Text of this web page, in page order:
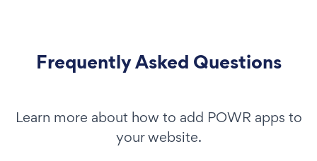
Frequently Asked Questions
Learn more about how to add POWR apps to
your website.